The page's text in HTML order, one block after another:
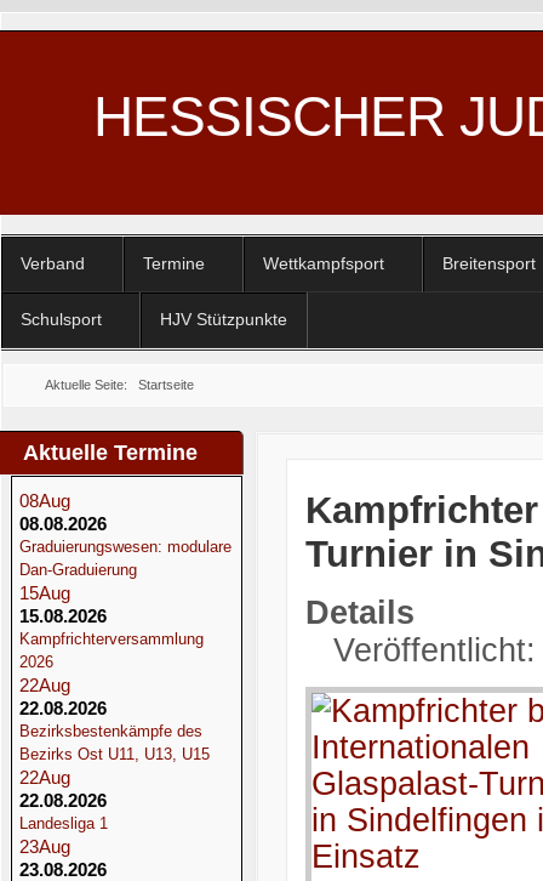
HESSISCHER
Verband Termine Wettkampfsport Breitensport
Schulsport HJV Stützpunkte
Aktuelle Seite: Startseite
Aktuelle Termine
08Aug
08.08.2026
Graduierungswesen: modulare
Dan-Graduierung
15Aug
15.08.2026
Kampfrichterversammlung
2026
22Aug
22.08.2026
Bezirksbestenkämpfe des
Bezirks Ost U11, U13, U15
22Aug
22.08.2026
Landesliga 1
23Aug
23.08.2026
Turnier in
Details